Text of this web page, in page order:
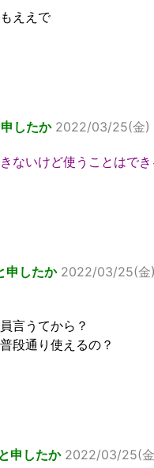
ええで
したか 2022/03/25(金)
ないけど使うことはで
申したか 2022/03/25(金
言うてから？
段通り使えるの？
申したか 2022/03/25(金